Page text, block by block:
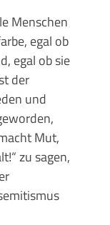
Menschen
egal ob
egal ob sie
der
und
Mut,
zu sagen,